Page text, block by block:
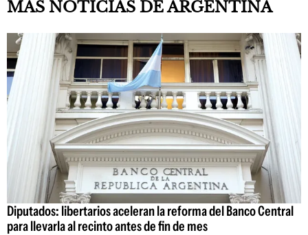
MÁS NOTICIAS DE ARGENTINA
Diputados: libertarios aceleran la reforma del Banco Central
para llevarla al recinto antes de fin de mes